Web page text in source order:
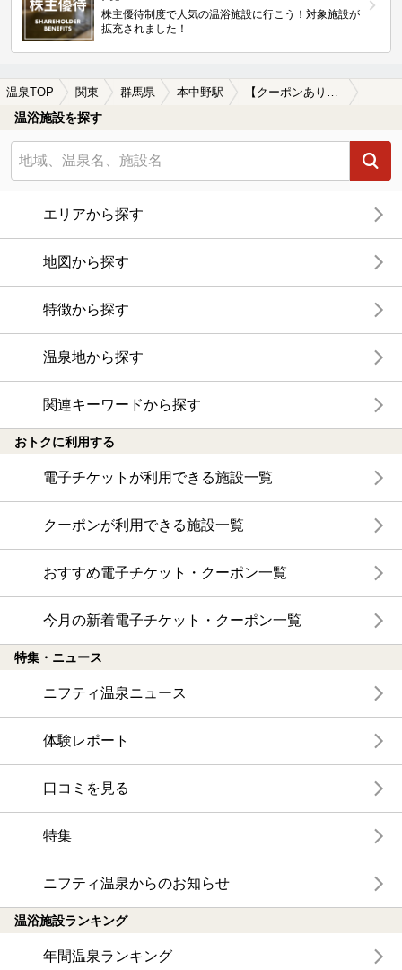
株主優待制度で人気の温浴施設に行こう！対象施設が
拡充されました！
温泉TOP 関東 群馬県 本中野駅
温浴施設を探す
エリアから探す
地図から探す
特徴から探す
温泉地から探す
関連キーワードから探す
おトクに利用する
電子チケットが利用できる施設一覧
クーポンが利用できる施設一覧
おすすめ電子チケット・クーポン一覧
今月の新着電子チケット・クーポン一覧
特集・ニュース
ニフティ温泉ニュース
体験レポート
口コミを見る
特集
ニフティ温泉からのお知らせ
温浴施設ランキング
年間温泉ランキング